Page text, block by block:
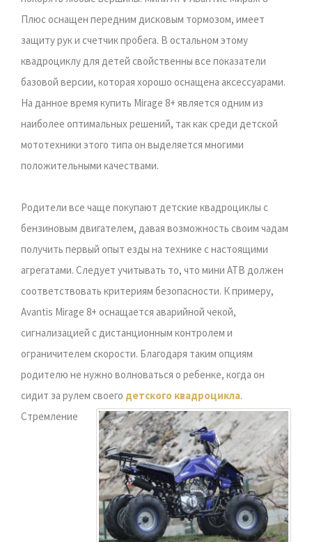
Плюс оснащен передним дисковым тормозом, имеет
защиту рук и счетчик пробега. В остальном этому
квадроциклу для детей свойственны все показатели
базовой версии, которая хорошо оснащена аксессуарами.
На данное время купить Mirage 8+ является одним из
наиболее оптимальных решений, так как среди детской
мототехники этого типа он выделяется многими
положительными качествами.
Родители все чаще покупают детские квадроциклы с
бензиновым двигателем, давая возможность своим чадам
получить первый опыт езды на технике с настоящими
агрегатами. Следует учитывать то, что мини АТВ должен
соответствовать критериям безопасности. К примеру,
Avantis Mirage 8+ оснащается аварийной чекой,
сигнализацией с дистанционным контролем и
ограничителем скорости. Благодаря таким опциям
родителю не нужно волноваться о ребенке, когда он
сидит за рулем своего детского квадроцикла.
Стремление